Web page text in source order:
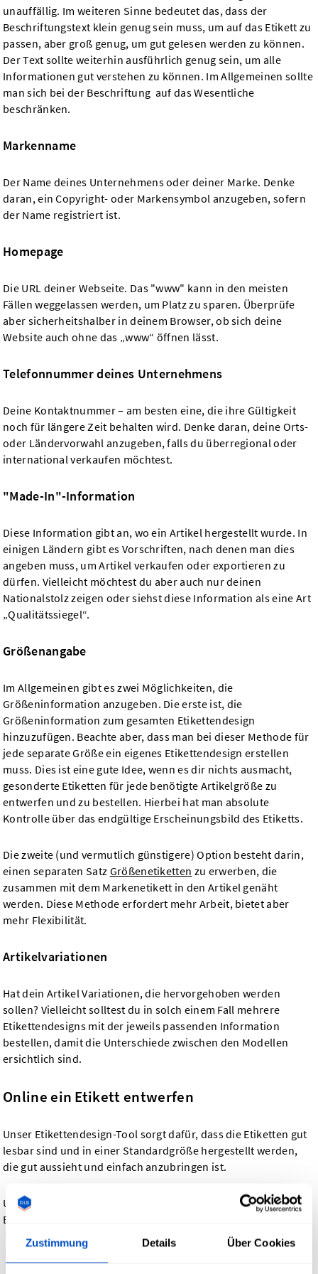
Zustimmung Details Über Cookies
unauffällig. Im weiteren Sinne bedeutet das, dass der
Beschriftungstext klein genug sein muss, um auf das Etikett zu
passen, aber groß genug, um gut gelesen werden zu können.
Der Text sollte weiterhin ausführlich genug sein, um alle
Informationen gut verstehen zu können. Im Allgemeinen sollte
man sich bei der Beschriftung auf das Wesentliche
beschränken.
Markenname
Der Name deines Unternehmens oder deiner Marke. Denke
daran, ein Copyright- oder Markensymbol anzugeben, sofern
der Name registriert ist.
Homepage
Die URL deiner Webseite. Das "www" kann in den meisten
Fällen weggelassen werden, um Platz zu sparen. Überprüfe
aber sicherheitshalber in deinem Browser, ob sich deine
Website auch ohne das „www“ öffnen lässt.
Telefonnummer deines Unternehmens
Deine Kontaktnummer – am besten eine, die ihre Gültigkeit
noch für längere Zeit behalten wird. Denke daran, deine Orts-
oder Ländervorwahl anzugeben, falls du überregional oder
international verkaufen möchtest.
"Made-In"-Information
Diese Information gibt an, wo ein Artikel hergestellt wurde. In
einigen Ländern gibt es Vorschriften, nach denen man dies
angeben muss, um Artikel verkaufen oder exportieren zu
dürfen. Vielleicht möchtest du aber auch nur deinen
Nationalstolz zeigen oder siehst diese Information als eine Art
„Qualitätssiegel“.
Größenangabe
Im Allgemeinen gibt es zwei Möglichkeiten, die
Größeninformation anzugeben. Die erste ist, die
Größeninformation zum gesamten Etikettendesign
hinzuzufügen. Beachte aber, dass man bei dieser Methode für
jede separate Größe ein eigenes Etikettendesign erstellen
muss. Dies ist eine gute Idee, wenn es dir nichts ausmacht,
gesonderte Etiketten für jede benötigte Artikelgröße zu
entwerfen und zu bestellen. Hierbei hat man absolute
Kontrolle über das endgültige Erscheinungsbild des Etiketts.
Die zweite (und vermutlich günstigere) Option besteht darin,
einen separaten Satz Größenetiketten zu erwerben, die
zusammen mit dem Markenetikett in den Artikel genäht
werden. Diese Methode erfordert mehr Arbeit, bietet aber
mehr Flexibilität.
Artikelvariationen
Hat dein Artikel Variationen, die hervorgehoben werden
sollen? Vielleicht solltest du in solch einem Fall mehrere
Etikettendesigns mit der jeweils passenden Information
bestellen, damit die Unterschiede zwischen den Modellen
ersichtlich sind.
Online ein Etikett entwerfen
Unser Etikettendesign-Tool sorgt dafür, dass die Etiketten gut
lesbar sind und in einer Standardgröße hergestellt werden,
die gut aussieht und einfach anzubringen ist.
Unser Etikettendesign-Tool bietet folgende Optionen für das
Etikettendesign: